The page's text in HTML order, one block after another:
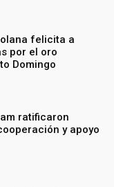
felicita a
por el oro
Domingo
ratificaron
y apoyo